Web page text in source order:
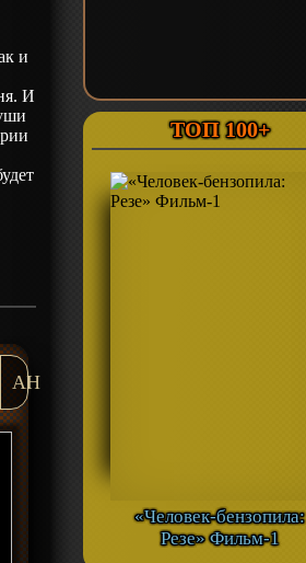
и
И
AH
ТОП 100+
«Человек-бензопила:
Резе» Фильм-1